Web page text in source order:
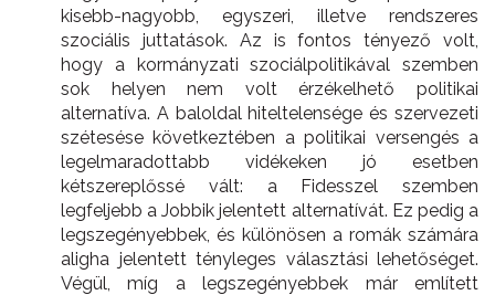
kisebb-nagyobb, egyszeri, illetve rendszeres
szociális juttatások. Az is fontos tényező volt,
hogy a kormányzati szociálpolitikával szemben
sok helyen nem volt érzékelhető politikai
alternatíva. A baloldal hiteltelensége és szervezeti
szétesése következtében a politikai versengés a
legelmaradottabb vidékeken jó esetben
kétszereplőssé vált: a Fidesszel szemben
legfeljebb a Jobbik jelentett alternatívát. Ez pedig a
legszegényebbek, és különösen a romák számára
aligha jelentett tényleges választási lehetőséget.
Végül, míg a legszegényebbek már említett